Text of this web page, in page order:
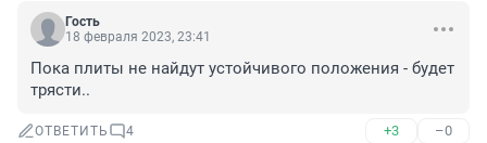
Гость
18 февраля 2023, 23:41
Пока плиты не найдут устойчивого положения - будет
трясти..
ОТВЕТИТЬ 4 +3 –0